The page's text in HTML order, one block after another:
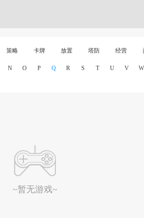
策略 卡牌 放置 塔防 经营
N O P Q R S T U V W
~暂无游戏~